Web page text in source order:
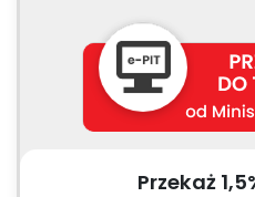
Przekaż